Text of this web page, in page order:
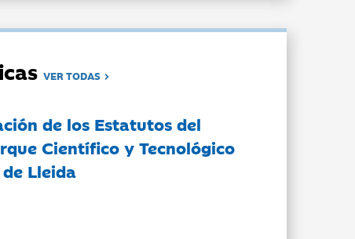
VER TODAS
de los Estatutos del
Científico y Tecnológico
Lleida